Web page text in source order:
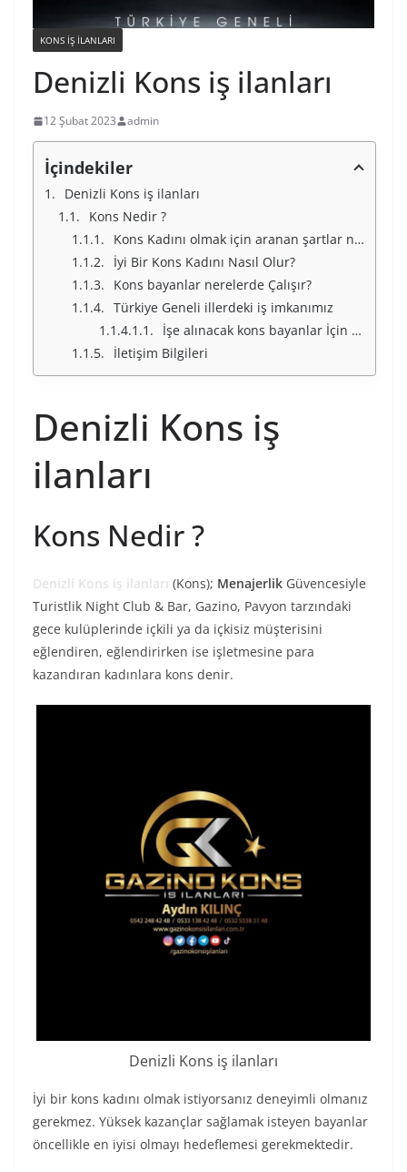
KONS IŞ ILANLARI
Denizli Kons iş ilanları
12 Şubat 2023 admin
İçindekiler
Denizli Kons iş ilanları
Kons Nedir ?
Kons Kadını olmak için aranan şartlar nelerdir ?
İyi Bir Kons Kadını Nasıl Olur?
Kons bayanlar nerelerde Çalışır?
Türkiye Geneli illerdeki iş imkanımız
İşe alınacak kons bayanlar İçin Türkiye Geneli İllerimiz
İletişim Bilgileri
Denizli Kons iş
ilanları
Kons Nedir ?
Denizli Kons iş ilanları (Kons); Menajerlik Güvencesiyle
Turistlik Night Club & Bar, Gazino, Pavyon tarzındaki
gece kulüplerinde içkili ya da içkisiz müşterisini
eğlendiren, eğlendirirken ise işletmesine para
kazandıran kadınlara kons denir.
Denizli Kons iş ilanları
İyi bir kons kadını olmak istiyorsanız deneyimli olmanız
gerekmez. Yüksek kazançlar sağlamak isteyen bayanlar
öncellikle en iyisi olmayı hedeflemesi gerekmektedir.